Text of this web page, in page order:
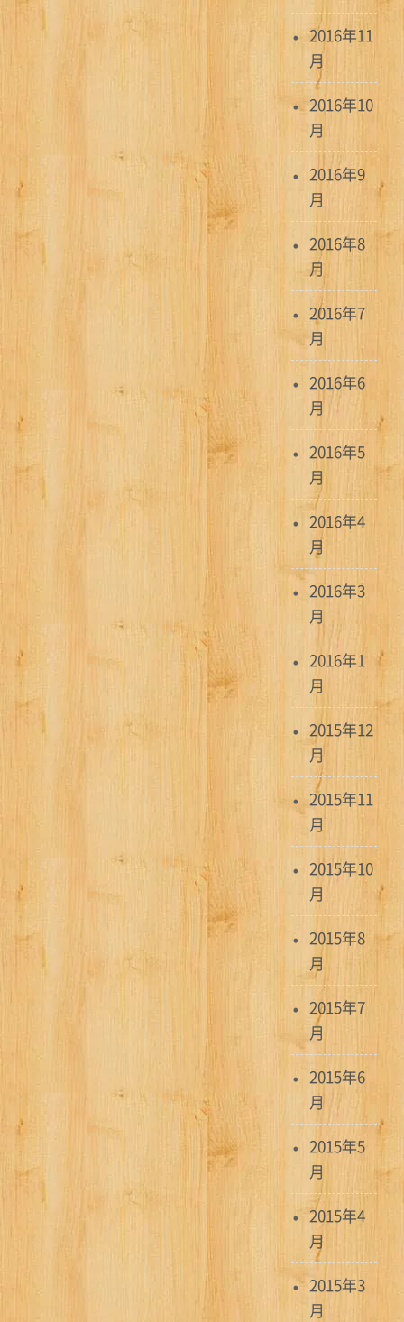
2016年11
月
2016年10
月
2016年9
月
2016年8
月
2016年7
月
2016年6
月
2016年5
月
2016年4
月
2016年3
月
2016年1
月
2015年12
月
2015年11
月
2015年10
月
2015年8
月
2015年7
月
2015年6
月
2015年5
月
2015年4
月
2015年3
月